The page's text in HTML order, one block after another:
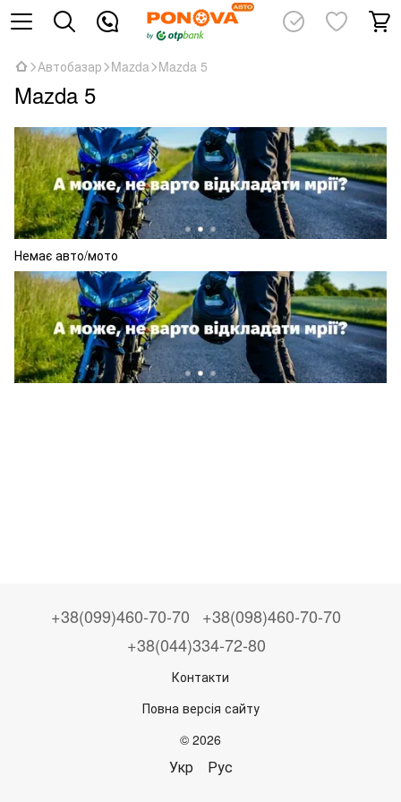
Автобазар Mazda Mazda 5
Mazda 5
Немає авто/мото
+38(099)460-70-70
+38(098)460-70-70
+38(044)334-72-80
Контакти
Повна версія сайту
© 2026
Укр Рус